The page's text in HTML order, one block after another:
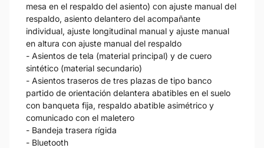
mesa en el respaldo del asiento) con ajuste manual del
respaldo, asiento delantero del acompañante
individual, ajuste longitudinal manual y ajuste manual
en altura con ajuste manual del respaldo
- Asientos de tela (material principal) y de cuero
sintético (material secundario)
- Asientos traseros de tres plazas de tipo banco
partido de orientación delantera abatibles en el suelo
con banqueta fija, respaldo abatible asimétrico y
comunicado con el maletero
- Bandeja trasera rígida
- Bluetooth